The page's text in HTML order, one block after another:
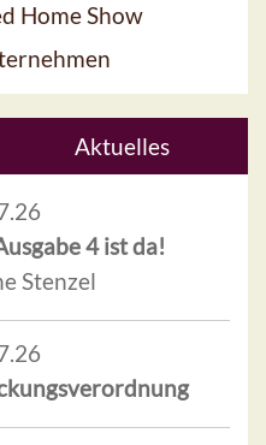
Home Show
Aktuelles
4 ist da!
Stenzel